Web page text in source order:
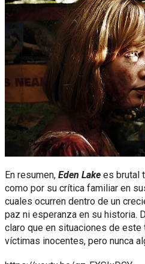
En resumen, Eden Lake es brutal
como por su crítica familiar en
cuales ocurren dentro de un
paz ni esperanza en su historia.
claro que en situaciones de este
víctimas inocentes, pero nunca